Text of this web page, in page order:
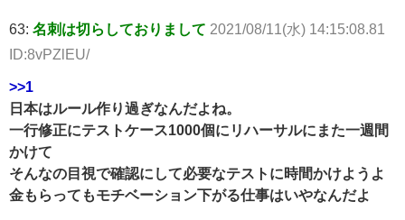
63: 名刺は切らしておりまして 2021/08/11(水) 14:15:08.81
ID:8vPZlEU/
>>1
日本はルール作り過ぎなんだよね。
一行修正にテストケース1000個にリハーサルにまた一週間
かけて
そんなの目視で確認にして必要なテストに時間かけようよ
金もらってもモチベーション下がる仕事はいやなんだよ